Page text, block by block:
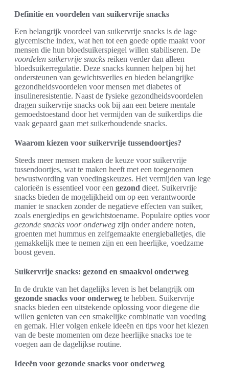
Definitie en voordelen van suikervrije snacks
Een belangrijk voordeel van suikervrije snacks is de lage
glycemische index, wat hen tot een goede optie maakt voor
mensen die hun bloedsuikerspiegel willen stabiliseren. De
voordelen suikervrije snacks reiken verder dan alleen
bloedsuikerregulatie. Deze snacks kunnen helpen bij het
ondersteunen van gewichtsverlies en bieden belangrijke
gezondheidsvoordelen voor mensen met diabetes of
insulineresistentie. Naast de fysieke gezondheidsvoordelen
dragen suikervrije snacks ook bij aan een betere mentale
gemoedstoestand door het vermijden van de suikerdips die
vaak gepaard gaan met suikerhoudende snacks.
Waarom kiezen voor suikervrije tussendoortjes?
Steeds meer mensen maken de keuze voor suikervrije
tussendoortjes, wat te maken heeft met een toegenomen
bewustwording van voedingskeuzes. Het vermijden van lege
calorieën is essentieel voor een gezond dieet. Suikervrije
snacks bieden de mogelijkheid om op een verantwoorde
manier te snacken zonder de negatieve effecten van suiker,
zoals energiedips en gewichtstoename. Populaire opties voor
gezonde snacks voor onderweg zijn onder andere noten,
groenten met hummus en zelfgemaakte energieballetjes, die
gemakkelijk mee te nemen zijn en een heerlijke, voedzame
boost geven.
Suikervrije snacks: gezond en smaakvol onderweg
In de drukte van het dagelijks leven is het belangrijk om
gezonde snacks voor onderweg te hebben. Suikervrije
snacks bieden een uitstekende oplossing voor diegene die
willen genieten van een smakelijke combinatie van voeding
en gemak. Hier volgen enkele ideeën en tips voor het kiezen
van de beste momenten om deze heerlijke snacks toe te
voegen aan de dagelijkse routine.
Ideeën voor gezonde snacks voor onderweg